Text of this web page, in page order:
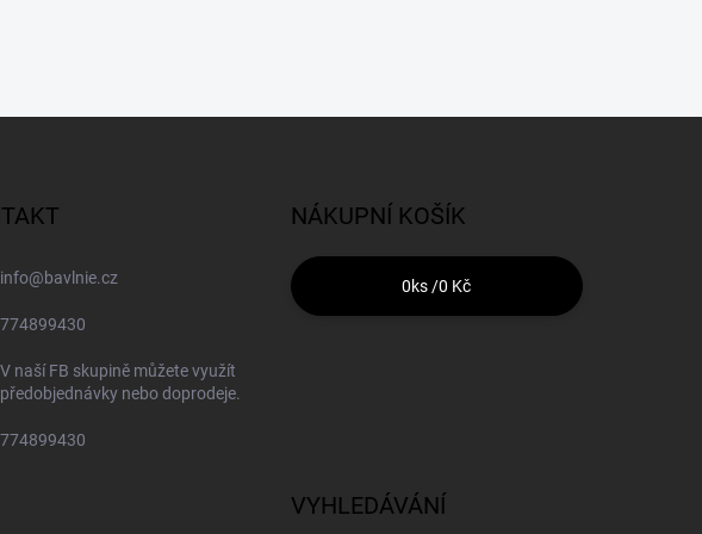
info@bavlnie.cz
774899430
V naší FB skupině můžete využít
předobjednávky nebo doprodeje.
774899430
NÁKUPNÍ KOŠÍK
0ks /0 Kč
VYHLEDÁVÁNÍ